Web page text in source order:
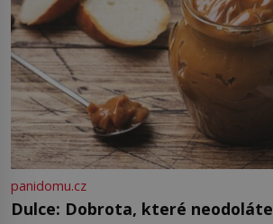
panidomu.cz
Dulce: Dobrota, které neodoláte